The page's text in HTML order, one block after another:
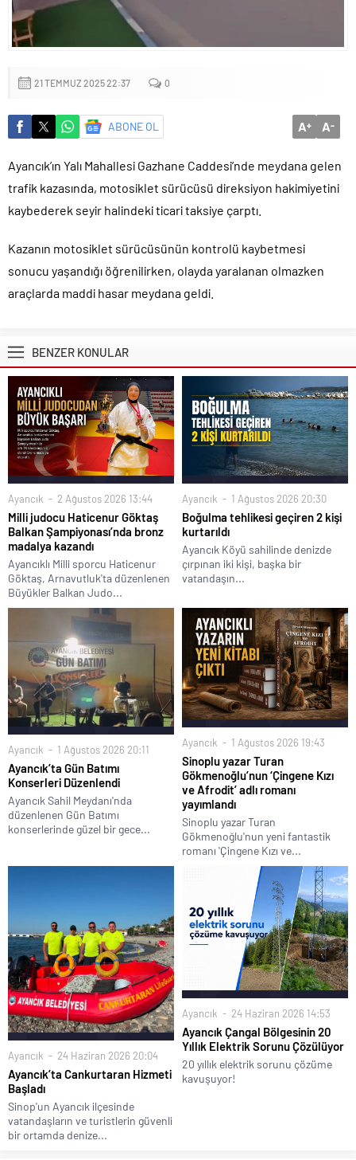
21 TEMMUZ 2025 22:37 0
ABONE OL A+ A-
Ayancık’ın Yalı Mahallesi Gazhane Caddesi’nde meydana gelen
trafik kazasında, motosiklet sürücüsü direksiyon hakimiyetini
kaybederek seyir halindeki ticari taksiye çarptı.
Kazanın motosiklet sürücüsünün kontrolü kaybetmesi
sonucu yaşandığı öğrenilirken, olayda yaralanan olmazken
araçlarda maddi hasar meydana geldi.
BENZER KONULAR
Ayancık 2 Ağustos 2026 13:44
Milli judocu Haticenur Göktaş
Balkan Şampiyonası’nda bronz
madalya kazandı
Ayancıklı Milli sporcu Haticenur
Göktaş, Arnavutluk'ta düzenlenen
Büyükler Balkan Judo...
Ayancık 1 Ağustos 2026 20:30
Boğulma tehlikesi geçiren 2 kişi
kurtarıldı
Ayancık Köyü sahilinde denizde
çırpınan iki kişi, başka bir
vatandaşın...
Ayancık 1 Ağustos 2026 20:11
Ayancık’ta Gün Batımı
Konserleri Düzenlendi
Ayancık Sahil Meydanı'nda
düzenlenen Gün Batımı
konserlerinde güzel bir gece...
Ayancık 1 Ağustos 2026 19:43
Sinoplu yazar Turan
Gökmenoğlu’nun ‘Çingene Kızı
ve Afrodit’ adlı romanı
yayımlandı
Sinoplu yazar Turan
Gökmenoğlu'nun yeni fantastik
romanı 'Çingene Kızı ve...
Ayancık 24 Haziran 2026 20:04
Ayancık’ta Cankurtaran Hizmeti
Başladı
Sinop'un Ayancık ilçesinde
vatandaşların ve turistlerin güvenli
bir ortamda denize...
Ayancık 24 Haziran 2026 14:53
Ayancık Çangal Bölgesinin 20
Yıllık Elektrik Sorunu Çözülüyor
20 yıllık elektrik sorunu çözüme
kavuşuyor!